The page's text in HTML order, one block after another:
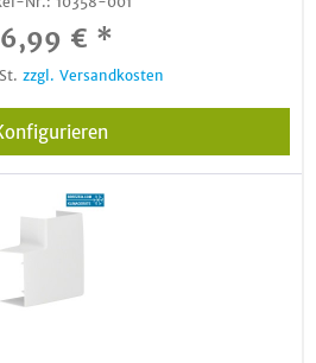
€ *
zzgl. Versandkosten